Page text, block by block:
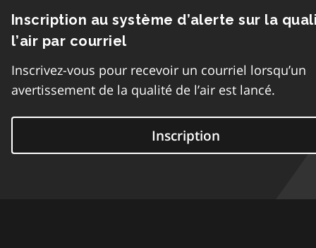
Inscription au système d’alerte sur la
l’air par courriel
Inscrivez-vous pour recevoir un courriel lorsqu’un
avertissement de la qualité de l’air est lancé.
Inscription